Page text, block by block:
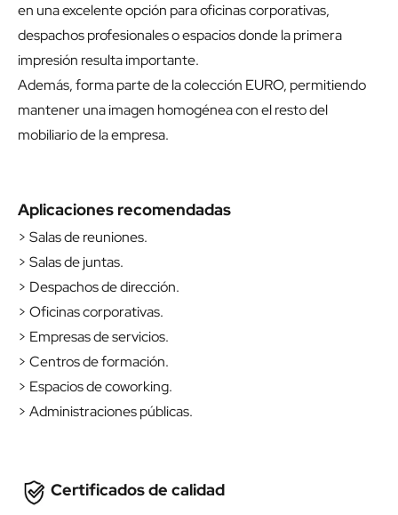
en una excelente opción para oficinas corporativas,
despachos profesionales o espacios donde la primera
impresión resulta importante.
Además, forma parte de la colección EURO, permitiendo
mantener una imagen homogénea con el resto del
mobiliario de la empresa.
Aplicaciones recomendadas
> Salas de reuniones.
> Salas de juntas.
> Despachos de dirección.
> Oficinas corporativas.
> Empresas de servicios.
> Centros de formación.
> Espacios de coworking.
> Administraciones públicas.
Certificados de calidad